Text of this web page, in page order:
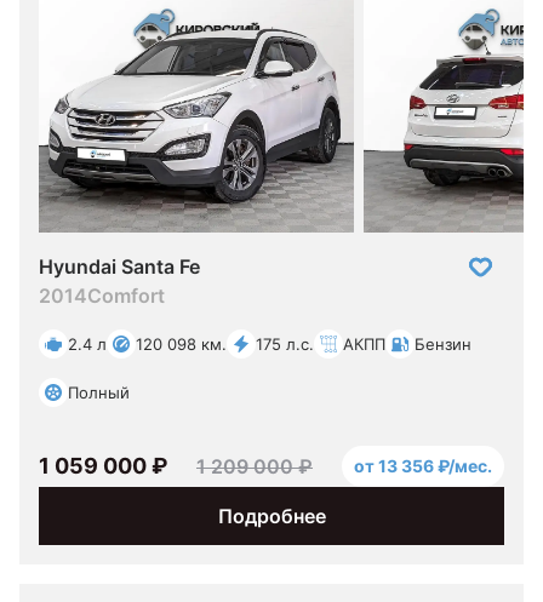
Hyundai Santa Fe
2014Comfort
2.4 л 120 098 км. 175 л.с. АКПП Бензин
Полный
Подробнее
1 059 000 ₽ 1 209 000 ₽ от 13 356 ₽/мес.